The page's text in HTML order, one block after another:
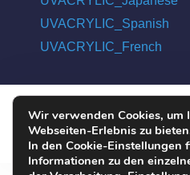
UVACRYLIC_Spanish
UVACRYLIC_French
COPYRIGHT © 2004 - 2026
CO., LTD. ALL
Wir verwenden Cookies, um
Webseiten-Erlebnis zu
In den Cookie-Einstellungen
Informationen zu den